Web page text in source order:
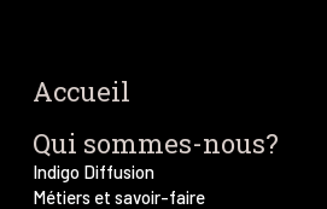
Accueil
Qui sommes-nous?
Indigo Diffusion
Métiers et savoir-faire